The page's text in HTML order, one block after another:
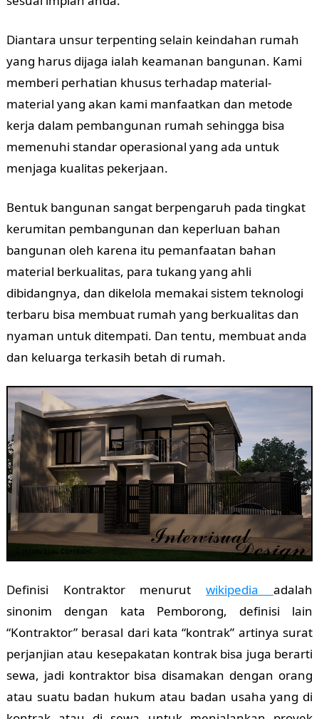
Diantara unsur terpenting selain keindahan rumah
yang harus dijaga ialah keamanan bangunan. Kami
memberi perhatian khusus terhadap material-
material yang akan kami manfaatkan dan metode
kerja dalam pembangunan rumah sehingga bisa
memenuhi standar operasional yang ada untuk
menjaga kualitas pekerjaan.
Bentuk bangunan sangat berpengaruh pada tingkat
kerumitan pembangunan dan keperluan bahan
bangunan oleh karena itu pemanfaatan bahan
material berkualitas, para tukang yang ahli
dibidangnya, dan dikelola memakai sistem teknologi
terbaru bisa membuat rumah yang berkualitas dan
nyaman untuk ditempati. Dan tentu, membuat anda
dan keluarga terkasih betah di rumah.
Definisi Kontraktor menurutwikipediaadalah
sinonim dengan kata Pemborong, definisi lain
“Kontraktor” berasal dari kata “kontrak” artinya surat
perjanjian atau kesepakatan kontrak bisa juga berarti
sewa, jadi kontraktor bisa disamakan dengan orang
atau suatu badan hukum atau badan usaha yang di